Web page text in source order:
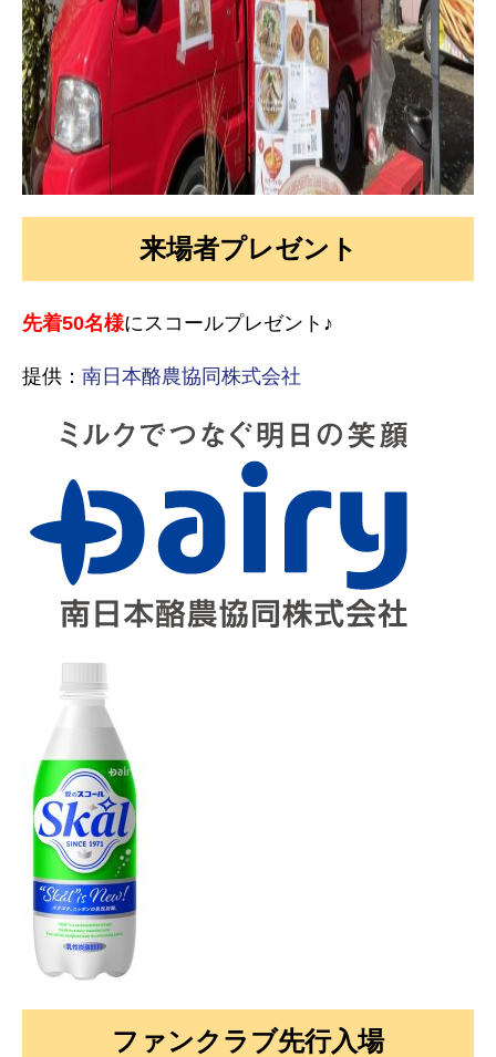
来場者プレゼント
先着50名様にスコールプレゼント♪
提供： 南日本酪農協同株式会社
ファンクラブ先行入場